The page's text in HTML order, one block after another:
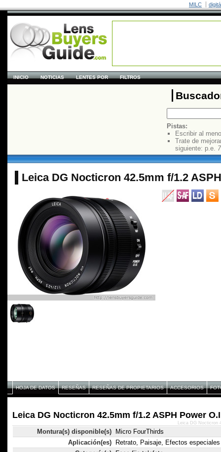
MILC
INICIO NOTICIAS LENTES POR FILTROS
Pistas:
Escribir al
Trate de
siguiente: p.e.
Leica DG Nocticron 42.5mm f/1.2
HOJA DE DATOS RESEÑAS RESEÑAS DE PROPIETARIOS ACCESORIOS
Leica DG Nocticron 42.5mm f/1.2 ASPH Power
Montura(s) disponible(s)
Micro FourThirds
Aplicación(es)
Retrato, Paisaje, Efectos especiales
Leica DG Nocticron